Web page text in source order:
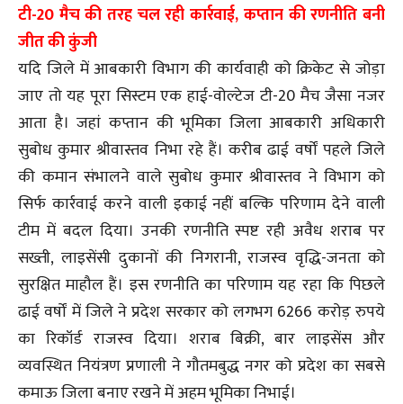
टी-20 मैच की तरह चल रही कार्रवाई, कप्तान की रणनीति बनी
जीत की कुंजी
यदि जिले में आबकारी विभाग की कार्यवाही को क्रिकेट से जोड़ा
जाए तो यह पूरा सिस्टम एक हाई-वोल्टेज टी-20 मैच जैसा नजर
आता है। जहां कप्तान की भूमिका जिला आबकारी अधिकारी
सुबोध कुमार श्रीवास्तव निभा रहे हैं। करीब ढाई वर्षों पहले जिले
की कमान संभालने वाले सुबोध कुमार श्रीवास्तव ने विभाग को
सिर्फ कार्रवाई करने वाली इकाई नहीं बल्कि परिणाम देने वाली
टीम में बदल दिया। उनकी रणनीति स्पष्ट रही अवैध शराब पर
सख्ती, लाइसेंसी दुकानों की निगरानी, राजस्व वृद्धि-जनता को
सुरक्षित माहौल हैं। इस रणनीति का परिणाम यह रहा कि पिछले
ढाई वर्षों में जिले ने प्रदेश सरकार को लगभग 6266 करोड़ रुपये
का रिकॉर्ड राजस्व दिया। शराब बिक्री, बार लाइसेंस और
व्यवस्थित नियंत्रण प्रणाली ने गौतमबुद्ध नगर को प्रदेश का सबसे
कमाऊ जिला बनाए रखने में अहम भूमिका निभाई।